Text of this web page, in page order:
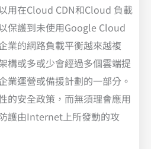
用在Cloud CDN和Cloud 負載
保護到未使用Google Cloud
業的網路負載平衡越來越複
構或多或少會經過多個雲端提
業運營或備援計劃的一部分。
的安全政策，而無須理會應用
護由Internet上所發動的攻